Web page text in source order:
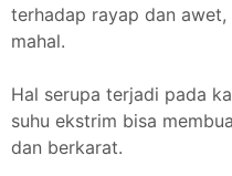
terhadap rayap dan
mahal.
Hal serupa terjadi pada
suhu ekstrim bisa
dan berkarat.